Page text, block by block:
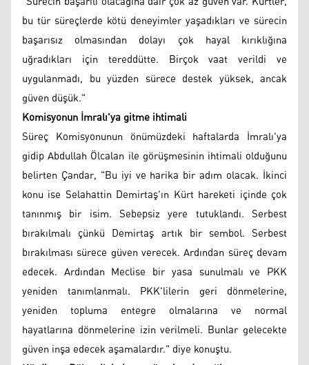
bu tür süreçlerde kötü deneyimler yaşadıkları ve sürecin
başarısız olmasından dolayı çok hayal kırıklığına
uğradıkları için tereddütte. Birçok vaat verildi ve
uygulanmadı, bu yüzden sürece destek yüksek, ancak
güven düşük."
Komisyonun İmralı'ya gitme ihtimali
Süreç Komisyonunun önümüzdeki haftalarda İmralı'ya
gidip Abdullah Ölcalan ile görüşmesinin ihtimali olduğunu
belirten Çandar, "Bu iyi ve harika bir adım olacak. İkinci
konu ise Selahattin Demirtaş'ın Kürt hareketi içinde çok
tanınmış bir isim. Sebepsiz yere tutuklandı. Serbest
bırakılmalı çünkü Demirtaş artık bir sembol. Serbest
bırakılması sürece güven verecek. Ardından süreç devam
edecek. Ardından Meclise bir yasa sunulmalı ve PKK
yeniden tanımlanmalı. PKK'lilerin geri dönmelerine,
yeniden topluma entegre olmalarına ve normal
hayatlarına dönmelerine izin verilmeli. Bunlar gelecekte
güven inşa edecek aşamalardır." diye konuştu.